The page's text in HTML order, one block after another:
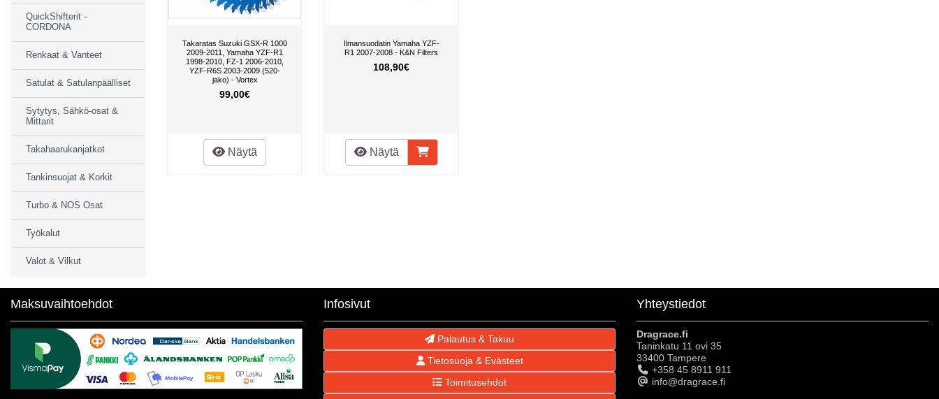
Takaratas Suzuki GSX-R 1000
2009-2011, Yamaha YZF-R1
1998-2010, FZ-1 2006-2010,
YZF-R6S 2003-2009 (520-
jako) - Vortex
99,00€
Näytä
Ilmansuodatin Yamaha YZF-
R1 2007-2008 - K&N Filters
108,90€
Näytä
QuickShifterit -
CORDONA
Renkaat & Vanteet
Satulat & Satulanpäälliset
Sytytys, Sähkö-osat &
Mittarit
Takahaarukanjatkot
Tankinsuojat & Korkit
Turbo & NOS Osat
Työkalut
Valot & Vilkut
Maksuvaihtoehdot Infosivut
Palautus & Takuu
Tietosuoja & Evästeet
Toimitusehdot
Yhteystiedot
Dragrace.fi
Taninkatu 11 ovi 35
33400 Tampere
+358 45 8911 911
info@dragrace.fi